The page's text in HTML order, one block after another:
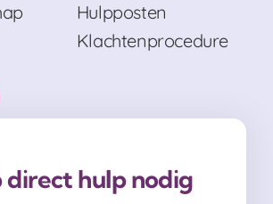
Hulpposten
Klachtenprocedure
direct hulp nodig